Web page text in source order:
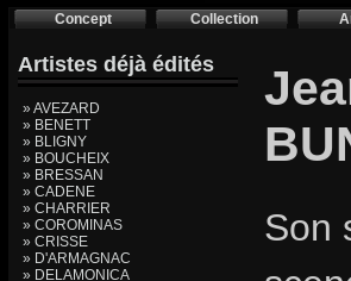
Concept Collection
Artistes déjà édités
» AVEZARD
» BENETT
» BLIGNY
» BOUCHEIX
» BRESSAN
» CADENE
» CHARRIER
» COROMINAS
» CRISSE
» D'ARMAGNAC
» DELAMONICA
Son